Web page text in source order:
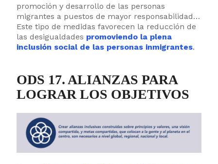
promoción y desarrollo de las personas
migrantes a puestos de mayor responsabilidad…
Este tipo de medidas favorecen la reducción de
las desigualdades promoviendo la plena
inclusión social de las personas inmigrantes.
ODS 17. ALIANZAS PARA
LOGRAR LOS OBJETIVOS